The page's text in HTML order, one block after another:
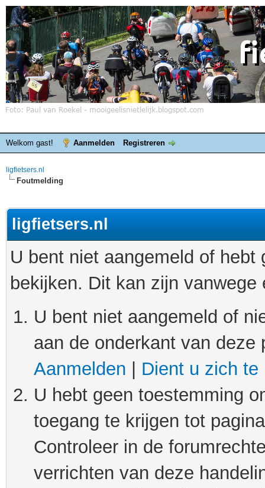
Welkom gast! Aanmelden Registreren
ligfietsers.nl
Foutmelding
ligfietsers.nl
U bent niet aangemeld of
bekijken. Dit kan zijn
U bent niet aangemeld of
aan de onderkant van
Aanmelden
Dient u zich te
U hebt geen toestemming
toegang te krijgen tot
Controleer in de
verrichten van deze